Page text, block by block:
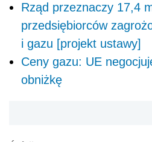
Rząd przeznaczy 17,4
przedsiębiorców
i gazu [projekt ustawy]
Ceny gazu: UE
obniżkę